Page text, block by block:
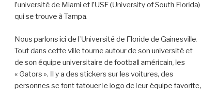
l’université de Miami et l’USF (University of South Florida)
qui se trouve à Tampa.
Nous parlons ici de l’Université de Floride de Gainesville.
Tout dans cette ville tourne autour de son université et
de son équipe universitaire de football américain, les
« Gators ». Il y a des stickers sur les voitures, des
personnes se font tatouer le logo de leur équipe favorite,